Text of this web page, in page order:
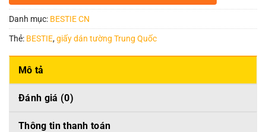
Danh mục: BESTIE CN
Thẻ: BESTIE,giấy dán tường Trung Quốc
Mô tả
Đánh giá (0)
Thông tin thanh toán